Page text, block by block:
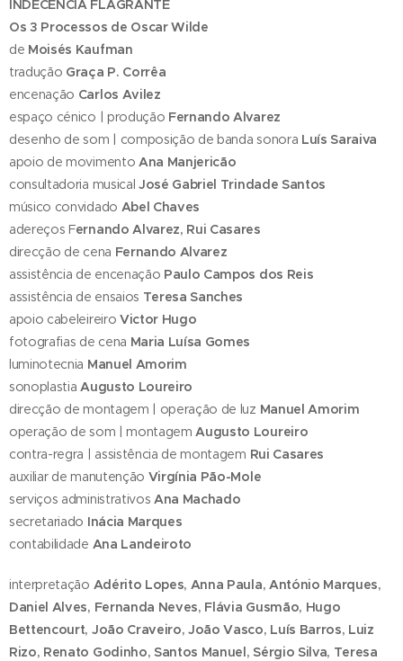
INDECÊNCIA FLAGRANTE
Os 3 Processos de Oscar Wilde
de Moisés Kaufman
tradução Graça P. Corrêa
encenação Carlos Avilez
espaço cénico | produção Fernando Alvarez
desenho de som | composição de banda sonora Luís Saraiva
apoio de movimento Ana Manjericão
consultadoria musical José Gabriel Trindade Santos
músico convidado Abel Chaves
adereços Fernando Alvarez, Rui Casares
direcção de cena Fernando Alvarez
assistência de encenação Paulo Campos dos Reis
assistência de ensaios Teresa Sanches
apoio cabeleireiro Victor Hugo
fotografias de cena Maria Luísa Gomes
luminotecnia Manuel Amorim
sonoplastia Augusto Loureiro
direcção de montagem | operação de luz Manuel Amorim
operação de som | montagemAugusto Loureiro
contra-regra | assistência de montagem Rui Casares
auxiliar de manutenção Virgínia Pão-Mole
serviços administrativos Ana Machado
secretariado Inácia Marques
contabilidade Ana Landeiroto
interpretação Adérito Lopes, Anna Paula, António Marques,
Daniel Alves, Fernanda Neves, Flávia Gusmão, Hugo
Bettencourt, João Craveiro, João Vasco, Luís Barros, Luiz
Rizo, Renato Godinho, Santos Manuel, Sérgio Silva, Teresa